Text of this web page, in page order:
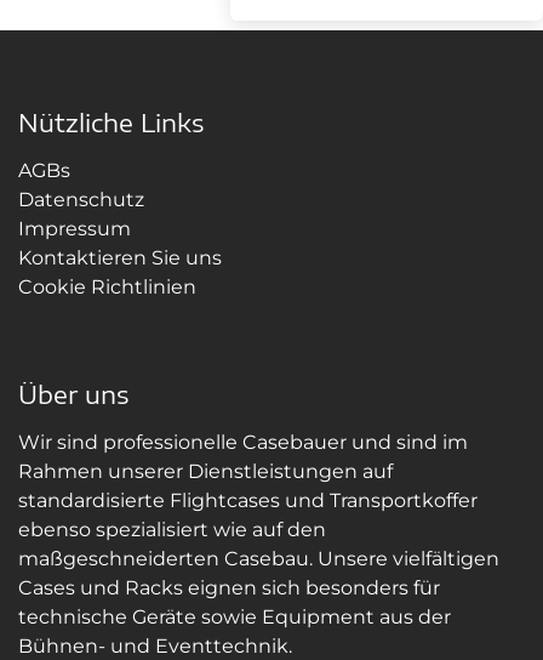
Nützliche Links
AGBs
Datenschutz
Impressum
Kontaktieren Sie uns
Cookie Richtlinien
Über uns
Wir sind professionelle Casebauer und sind im
Rahmen unserer Dienstleistungen auf
standardisierte Flightcases und Transportkoffer
ebenso spezialisiert wie auf den
maßgeschneiderten Casebau. Unsere vielfältigen
Cases und Racks eignen sich besonders für
technische Geräte sowie Equipment aus der
Bühnen- und Eventtechnik.